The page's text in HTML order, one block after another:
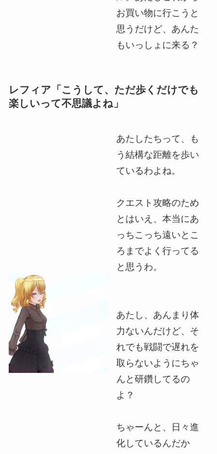
お買い物に行こうと
思うだけど、あんた
もいっしょに来る？
レフィア「こうして、ただ歩くだけでも
楽しいって不思議よね」
あたしたちって、も
う結構な距離を歩い
ているわよね。
クエスト攻略のため
とはいえ、本当にあ
っちこっち遠いとこ
ろまでよく行ってる
と思うわ。
あたし、あんまり体
力ないんだけど、そ
れでも戦闘で遅れを
取らないようにちゃ
んと研鑽してるの
よ？
ちゃーんと、日々進
化しているんだか